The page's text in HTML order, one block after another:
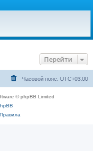
Перейти
Часовой пояс: UTC+03:00
© phpBB Limited
Правила